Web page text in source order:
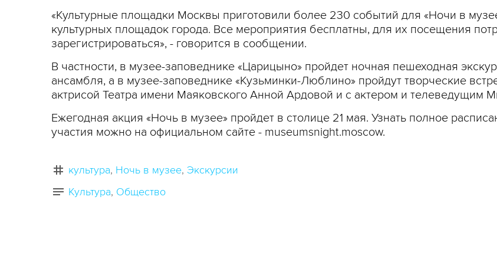
«Культурные площадки Москвы приготовили более 230 событий для «Ночи в
культурных площадок города. Все мероприятия бесплатны, для их посещения
зарегистрироваться», - говорится в сообщении.
В частности, в музее-заповеднике «Царицыно» пройдет ночная пешеходная
ансамбля, а в музее-заповеднике «Кузьминки-Люблино» пройдут творческие
актрисой Театра имени Маяковского Анной Ардовой и с актером и телеведущим
Ежегодная акция «Ночь в музее» пройдет в столице 21 мая. Узнать полное
участия можно на официальном сайте - museumsnight.moscow.
культура Ночь в музее Экскурсии
Культура Общество